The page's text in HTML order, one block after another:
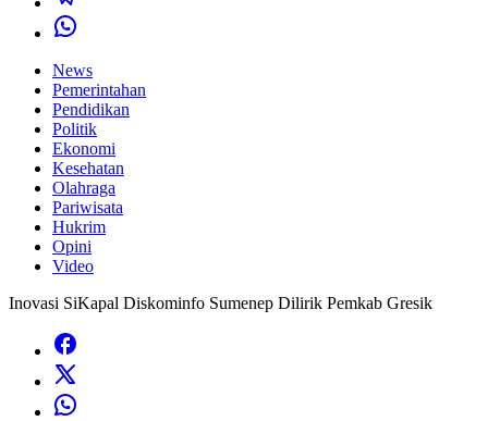
News
Pemerintahan
Pendidikan
Politik
Ekonomi
Kesehatan
Olahraga
Pariwisata
Hukrim
Opini
Video
Inovasi SiKapal Diskominfo Sumenep Dilirik Pemkab Gresik